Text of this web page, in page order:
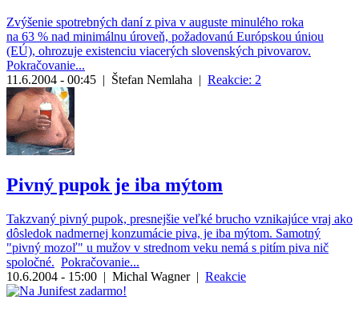
Zvýšenie spotrebných daní z piva v auguste minulého roka
na 63 % nad minimálnu úroveň, požadovanú Európskou úniou
(EÚ), ohrozuje existenciu viacerých slovenských pivovarov.
Pokračovanie...
11.6.2004 - 00:45 | Štefan Nemlaha | Reakcie: 2
Pivný pupok je iba mýtom
Takzvaný pivný pupok, presnejšie veľké brucho vznikajúce vraj ako
dôsledok nadmernej konzumácie piva, je iba mýtom. Samotný
"pivný mozoľ" u mužov v strednom veku nemá s pitím piva nič
spoločné. Pokračovanie...
10.6.2004 - 15:00 | Michal Wagner | Reakcie